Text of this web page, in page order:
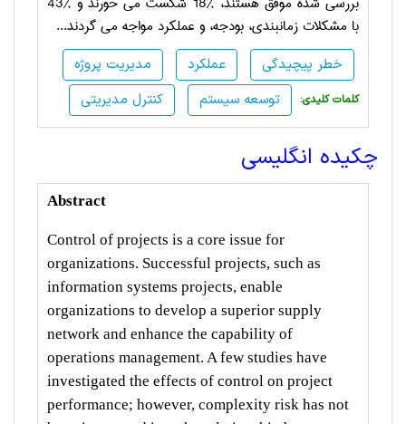
با مشکلات زمانبندی، بودجه، و عملکرد مواجه می گردند...
مدیریت پروژه عملکرد
خطر پیچیدگی
کنترل مدیریتی
توسعه سیستم :کلمات کلیدی
چکیده انگلیسی
Abstract
Control of projects is a core issue for
organizations. Successful projects, such as
information systems projects, enable
organizations to develop a superior supply
network and enhance the capability of
operations management. A few studies have
investigated the effects of control on project
performance; however, complexity risk has not